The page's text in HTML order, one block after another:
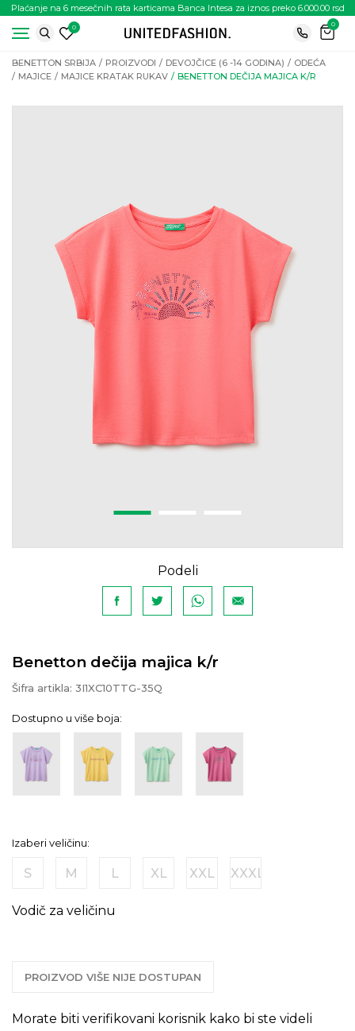
Plaćanje na 6 mesečnih rata karticama Banca Intesa za iznos preko 6.000.00 rsd
0
0
BENETTON SRBIJA PROIZVODI DEVOJČICE (6 -14 GODINA)
ODEĆA
MAJICE
MAJICE KRATAK RUKAV BENETTON DEČIJA MAJICA K/R
Podeli
Benetton dečija majica k/r
Šifra artikla: 3I1XC10TTG-35Q
Dostupno u više boja:
Izaberi veličinu:
S M L XL XXL XXXL
Vodič za veličinu
PROIZVOD VIŠE NIJE DOSTUPAN
Morate biti verifikovani korisnik kako bi ste videli